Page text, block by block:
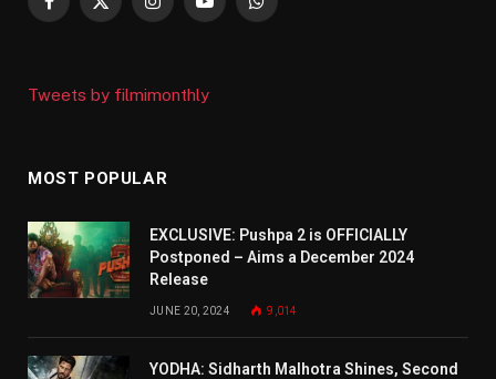
Facebook
X
InstagramYouTubeWhatsApp
Tweets by filmimonthly
MOST POPULAR
EXCLUSIVE: Pushpa 2 is OFFICIALLY
Postponed – Aims a December 2024
Release
JUNE 20, 2024 9,014
YODHA: Sidharth Malhotra Shines, Second